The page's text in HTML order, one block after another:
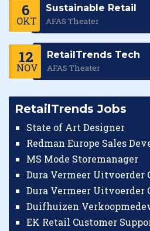
6
OKT
Sustainable Retail
AFAS Theater
12
NOV
RetailTrends Tech
AFAS Theater
RetailTrends Jobs
State of Art Designer
Redman Europe Sales
MS Mode Storemanager
Dura Vermeer Uitvoerder
Dura Vermeer Uitvoerder
Duifhuizen
EK Retail Customer